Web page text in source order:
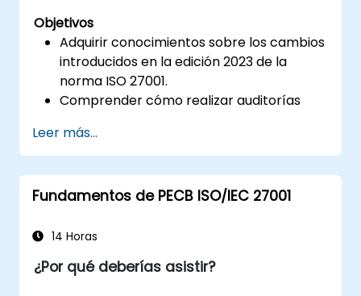
Objetivos
Adquirir conocimientos sobre los cambios
introducidos en la edición 2023 de la
norma ISO 27001.
Comprender cómo realizar auditorías
Conocer las mejores prácticas aplicables.
Leer más...
Fundamentos de PECB ISO/IEC 27001
14 Horas
¿Por qué deberías asistir?